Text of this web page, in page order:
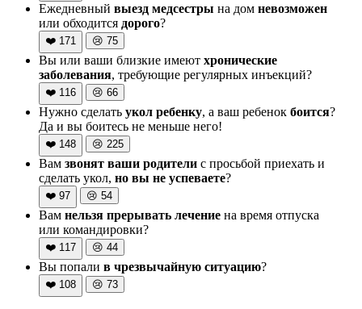
Ежедневный выезд медсестры на дом невозможен
или обходится дорого?
❤️ 171 😢 75
Вы или ваши близкие имеют хронические
заболевания, требующие регулярных инъекций?
❤️ 116 😢 66
Нужно сделать укол ребенку, а ваш ребенок боится?
Да и вы боитесь не меньше него!
❤️ 148 😢 225
Вам звонят ваши родители с просьбой приехать и
сделать укол, но вы не успеваете?
❤️ 97 😢 54
Вам нельзя прерывать лечение на время отпуска
или командировки?
❤️ 117 😢 44
Вы попали в чрезвычайную ситуацию?
❤️ 108 😢 73